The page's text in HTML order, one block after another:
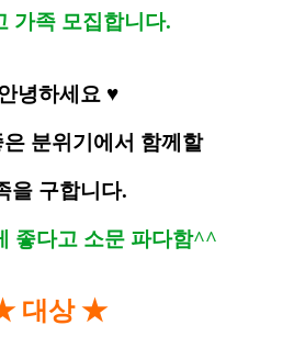
가족 모집합니다.
녕하세요 ♥
분위기에서 함께할
을 구합니다.
좋다고 소문 파다함^^
대상 ★